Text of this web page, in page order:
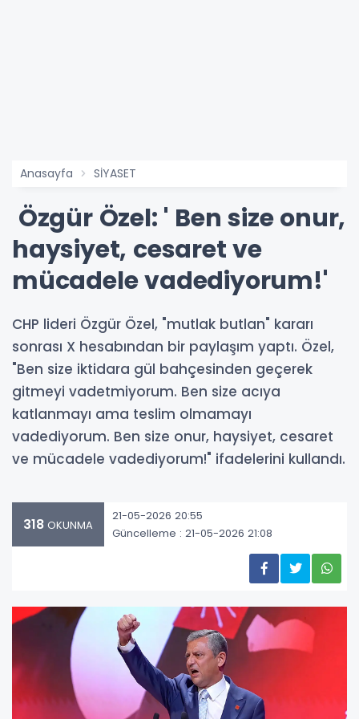
Anasayfa SİYASET
Özgür Özel: ' Ben size onur,
haysiyet, cesaret ve
mücadele vadediyorum!'
CHP lideri Özgür Özel, "mutlak butlan" kararı
sonrası X hesabından bir paylaşım yaptı. Özel,
"Ben size iktidara gül bahçesinden geçerek
gitmeyi vadetmiyorum. Ben size acıya
katlanmayı ama teslim olmamayı
vadediyorum. Ben size onur, haysiyet, cesaret
ve mücadele vadediyorum!" ifadelerini kullandı.
318 OKUNMA
21-05-2026 20:55
Güncelleme : 21-05-2026 21:08